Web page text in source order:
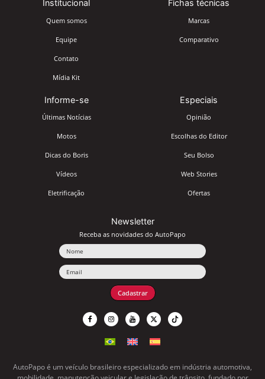
Institucional
Quem somos
Equipe
Contato
Mídia Kit
Fichas técnicas
Marcas
Comparativo
Informe-se
Últimas Notícias
Motos
Dicas do Boris
Vídeos
Eletrificação
Especiais
Opinião
Escolhas do Editor
Seu Bolso
Web Stories
Ofertas
Newsletter
Receba as novidades do AutoPapo
Cadastrar
AutoPapo é um veículo brasileiro especializado em indústria automotiva,